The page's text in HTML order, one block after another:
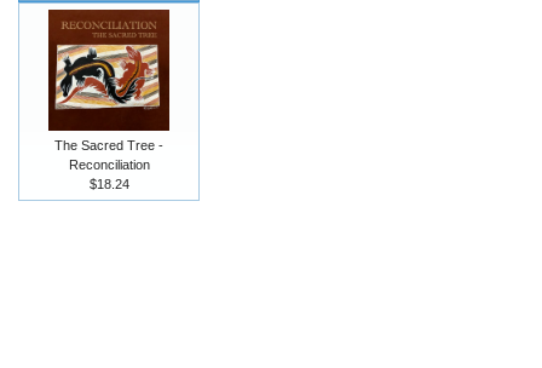
The Sacred Tree -
Reconciliation
$18.24